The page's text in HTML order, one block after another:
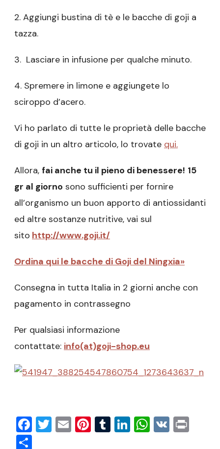
2. Aggiungi bustina di tè e le bacche di goji a
tazza.
3. Lasciare in infusione per qualche minuto.
4. Spremere in limone e aggiungete lo
sciroppo d’acero.
Vi ho parlato di tutte le proprietà delle bacche
di goji in un altro articolo, lo trovate qui.
Allora, fai anche tu il pieno di benessere! 15
gr al giorno sono sufficienti per fornire
all’organismo un buon apporto di antiossidanti
ed altre sostanze nutritive, vai sul
sito http://www.goji.it/
Ordina qui le bacche di Goji del Ningxia»
Consegna in tutta Italia in 2 giorni anche con
pagamento in contrassegno
Per qualsiasi informazione
contattate: info(at)goji-shop.eu
Facebook
Twitter
EmailPinterest
Tumblr
LinkedIn
VK